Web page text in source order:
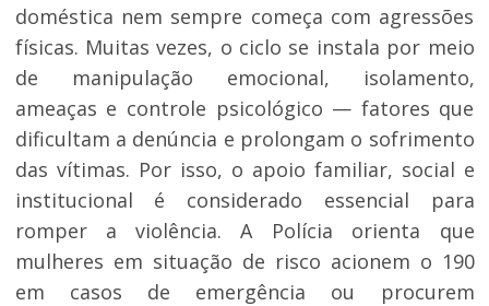
doméstica nem sempre começa com agressões
físicas. Muitas vezes, o ciclo se instala por meio
de manipulação emocional, isolamento,
ameaças e controle psicológico — fatores que
dificultam a denúncia e prolongam o sofrimento
das vítimas. Por isso, o apoio familiar, social e
institucional é considerado essencial para
romper a violência. A Polícia orienta que
mulheres em situação de risco acionem o 190
em casos de emergência ou procurem